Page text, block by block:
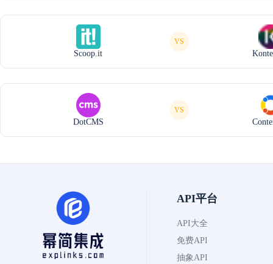
Scoop.it
VS
DotCMS
VS
API平台
API大全
免费API
抽象API